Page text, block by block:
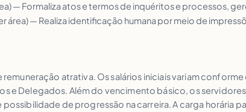
— Formaliza atos e termos de inquéritos e processos,
área) — Realiza identificação humana por meio de
atrativa. Os salários iniciais variam
e Delegados. Além do vencimento básico, os
de progressão na carreira. A carga horária